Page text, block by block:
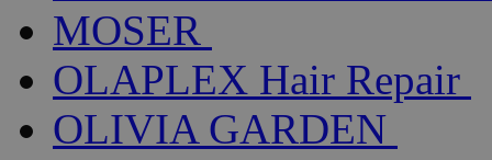
MOSER
OLAPLEX Hair Repair
OLIVIA GARDEN